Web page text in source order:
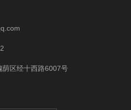
荫区经十西路6007号